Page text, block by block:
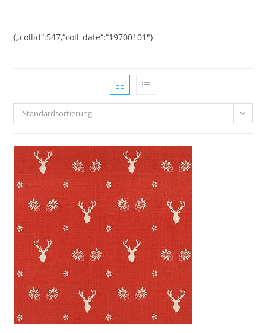
springen
{„collid“:547,“coll_date“:“19700101″}
Standardsortierung